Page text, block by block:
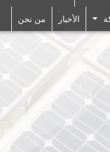
الأخبار من نحن